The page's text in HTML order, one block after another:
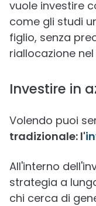
vuole investire
come gli studi
figlio, senza
riallocazione
Investire in
Volendo puoi
tradizionale: l'
All'interno
strategia a
chi cerca di